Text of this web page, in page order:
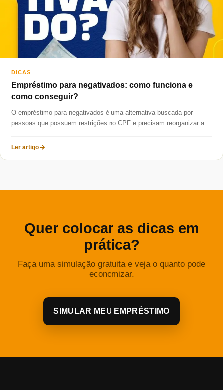
Fale Conosco
DICAS
Empréstimo para negativados: como funciona e
como conseguir?
O empréstimo para negativados é uma alternativa buscada por
pessoas que possuem restrições no CPF e precisam reorganizar a
Ler artigo
Quer colocar as dicas em
prática?
Faça uma simulação gratuita e veja o quanto pode
economizar.
SIMULAR MEU EMPRÉSTIMO